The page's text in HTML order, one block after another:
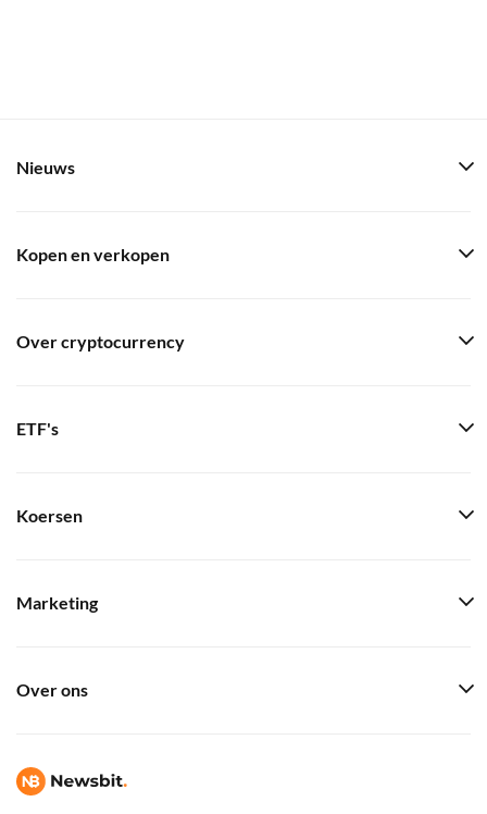
Nieuws
Kopen en verkopen
Over cryptocurrency
ETF's
Koersen
Marketing
Over ons